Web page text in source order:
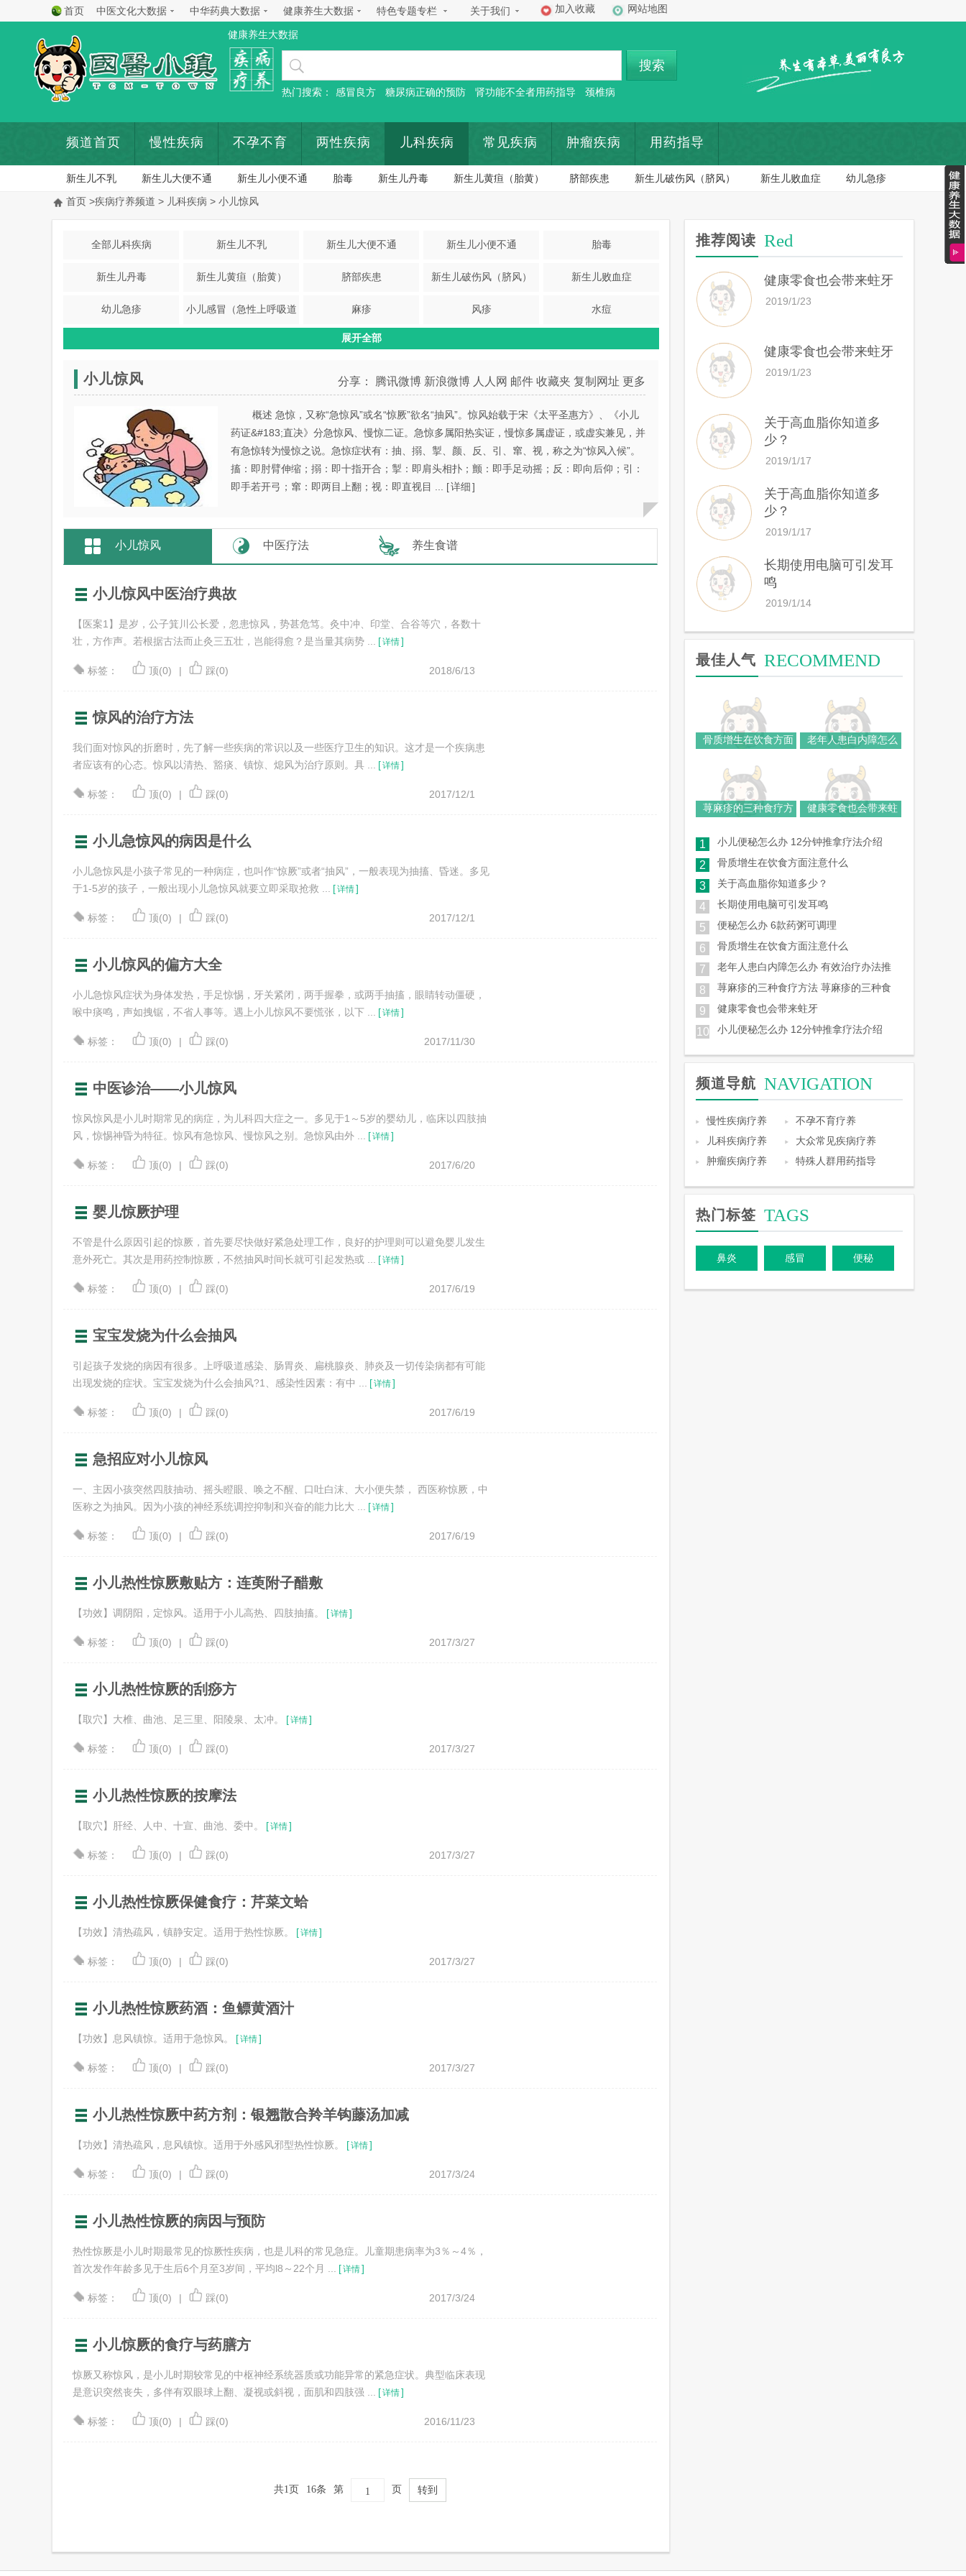
首页 中医文化大数据 中华药典大数据 健康养生大数据 特色专题专栏 关于我们 加入收藏 网站地图
健康养生大数据
搜索
热门搜索： 感冒良方 糖尿病正确的预防 肾功能不全者用药指导 颈椎病
频道首页 慢性疾病 不孕不育 两性疾病 儿科疾病 常见疾病 肿瘤疾病 用药指导
新生儿不乳 新生儿大便不通 新生儿小便不通 胎毒 新生儿丹毒 新生儿黄疸（胎黄） 脐部疾患 新生儿破伤风（脐风） 新生儿败血症
幼儿急疹
首页 >疾病疗养频道 > 儿科疾病 > 小儿惊风
全部儿科疾病 新生儿不乳 新生儿大便不通 新生儿小便不通 胎毒
新生儿丹毒 新生儿黄疸（胎黄） 脐部疾患 新生儿破伤风（脐风） 新生儿败血症
幼儿急疹 小儿感冒（急性上呼吸道 麻疹 风疹 水痘
夏季热（暑热证）
百日咳 流涎 手足口病 白喉
疳证 传染性单核细胞增多症
（温毒）
支气管炎（急慢性咳嗽） 虫证 腹痛
支气管肺炎 小儿哮喘（支气管哮喘） 反复性呼吸道感染 小儿肠寄生虫病 小儿泄泻
小儿磨牙
夜啼 小儿惊风
疮疖 痱子 婴儿湿疹（奶癣） 尿布皮炎 黄水疮
急性结膜炎 扁桃体炎
小儿多动秽语综合征 小儿急性肾炎 小儿脑瘫 先天性巨结肠病
小儿心力衰竭 川崎病
展开全部
小儿惊风 分享： 腾讯微博 新浪微博 人人网 邮件 收藏夹 复制网址 更多
概述 急惊，又称“急惊风”或名“惊厥”欲名“抽风”。惊风始载于宋《太平圣惠方》、《小儿
药证&#183;直决》分急惊风、慢惊二证。急惊多属阳热实证，慢惊多属虚证，或虚实兼见，并
有急惊转为慢惊之说。急惊症状有：抽、搦、掣、颜、反、引、窜、视，称之为“惊风入候”。
搐：即肘臂伸缩；搦：即十指开合；掣：即肩头相扑；颤：即手足动摇；反：即向后仰；引：
即手若开弓；窜：即两目上翻；视：即直视目 ... [详细]
小儿惊风 中医疗法 养生食谱
小儿惊风中医治疗典故
【医案1】是岁，公子箕川公长爱，忽患惊风，势甚危笃。灸中冲、印堂、合谷等穴，各数十
壮，方作声。若根据古法而止灸三五壮，岂能得愈？是当量其病势 ...
[详情]
2018/6/13
标签： 顶(0) | 踩(0)
惊风的治疗方法
我们面对惊风的折磨时，先了解一些疾病的常识以及一些医疗卫生的知识。这才是一个疾病患
者应该有的心态。惊风以清热、豁痰、镇惊、熄风为治疗原则。具 ...
[详情]
2017/12/1
标签： 顶(0) | 踩(0)
小儿急惊风的病因是什么
小儿急惊风是小孩子常见的一种病症，也叫作“惊厥”或者“抽风”，一般表现为抽搐、昏迷。多见
于1-5岁的孩子，一般出现小儿急惊风就要立即采取抢救 ...
[详情]
2017/12/1
标签： 顶(0) | 踩(0)
小儿惊风的偏方大全
小儿急惊风症状为身体发热，手足惊惕，牙关紧闭，两手握拳，或两手抽搐，眼睛转动僵硬，
喉中痰鸣，声如拽锯，不省人事等。遇上小儿惊风不要慌张，以下 ...
[详情]
2017/11/30
标签： 顶(0) | 踩(0)
中医诊治——小儿惊风
惊风惊风是小儿时期常见的病症，为儿科四大症之一。多见于1～5岁的婴幼儿，临床以四肢抽
风，惊惕神昏为特征。惊风有急惊风、慢惊风之别。急惊风由外 ...
[详情]
2017/6/20
标签： 顶(0) | 踩(0)
婴儿惊厥护理
不管是什么原因引起的惊厥，首先要尽快做好紧急处理工作，良好的护理则可以避免婴儿发生
意外死亡。其次是用药控制惊厥，不然抽风时间长就可引起发热或 ...
[详情]
2017/6/19
标签： 顶(0) | 踩(0)
宝宝发烧为什么会抽风
引起孩子发烧的病因有很多。上呼吸道感染、肠胃炎、扁桃腺炎、肺炎及一切传染病都有可能
出现发烧的症状。宝宝发烧为什么会抽风?1、感染性因素：有中 ...
[详情]
2017/6/19
标签： 顶(0) | 踩(0)
急招应对小儿惊风
一、主因小孩突然四肢抽动、摇头瞪眼、唤之不醒、口吐白沫、大小便失禁， 西医称惊厥，中
医称之为抽风。因为小孩的神经系统调控抑制和兴奋的能力比大 ...
[详情]
2017/6/19
标签： 顶(0) | 踩(0)
小儿热性惊厥敷贴方：连萸附子醋敷
【功效】调阴阳，定惊风。适用于小儿高热、四肢抽搐。 [详情]
2017/3/27
标签： 顶(0) | 踩(0)
小儿热性惊厥的刮痧方
【取穴】大椎、曲池、足三里、阳陵泉、太冲。 [详情]
2017/3/27
标签： 顶(0) | 踩(0)
小儿热性惊厥的按摩法
【取穴】肝经、人中、十宣、曲池、委中。 [详情]
2017/3/27
标签： 顶(0) | 踩(0)
小儿热性惊厥保健食疗：芹菜文蛤
【功效】清热疏风，镇静安定。适用于热性惊厥。 [详情]
2017/3/27
标签： 顶(0) | 踩(0)
小儿热性惊厥药酒：鱼鳔黄酒汁
【功效】息风镇惊。适用于急惊风。 [详情]
2017/3/27
标签： 顶(0) | 踩(0)
小儿热性惊厥中药方剂：银翘散合羚羊钩藤汤加减
【功效】清热疏风，息风镇惊。适用于外感风邪型热性惊厥。 [详情]
2017/3/24
标签： 顶(0) | 踩(0)
小儿热性惊厥的病因与预防
热性惊厥是小儿时期最常见的惊厥性疾病，也是儿科的常见急症。儿童期患病率为3％～4％，
首次发作年龄多见于生后6个月至3岁间，平均l8～22个月 ...
[详情]
2017/3/24
标签： 顶(0) | 踩(0)
小儿惊厥的食疗与药膳方
惊厥又称惊风，是小儿时期较常见的中枢神经系统器质或功能异常的紧急症状。典型临床表现
是意识突然丧失，多伴有双眼球上翻、凝视或斜视，面肌和四肢强 ...
[详情]
2016/11/23
标签： 顶(0) | 踩(0)
共1页 16条 第 页 转到
推荐阅读 Red
健康零食也会带来蛀牙
2019/1/23
健康零食也会带来蛀牙
2019/1/23
关于高血脂你知道多
少？
2019/1/17
关于高血脂你知道多
少？
2019/1/17
长期使用电脑可引发耳
鸣
2019/1/14
最佳人气 RECOMMEND
骨质增生在饮食方面 老年人患白内障怎么
荨麻疹的三种食疗方 健康零食也会带来蛀
1 小儿便秘怎么办 12分钟推拿疗法介绍
2 骨质增生在饮食方面注意什么
3 关于高血脂你知道多少？
4 长期使用电脑可引发耳鸣
5 便秘怎么办 6款药粥可调理
6 骨质增生在饮食方面注意什么
7 老年人患白内障怎么办 有效治疗办法推
8 荨麻疹的三种食疗方法 荨麻疹的三种食
9 健康零食也会带来蛀牙
10 小儿便秘怎么办 12分钟推拿疗法介绍
频道导航 NAVIGATION
慢性疾病疗养
不孕不育疗养
儿科疾病疗养
大众常见疾病疗养
肿瘤疾病疗养
特殊人群用药指导
热门标签 TAGS
鼻炎 感冒 便秘